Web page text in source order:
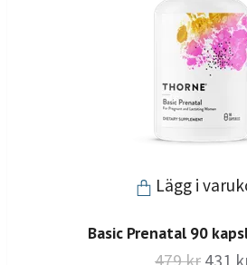
Lägg i
Basic Prenatal 90